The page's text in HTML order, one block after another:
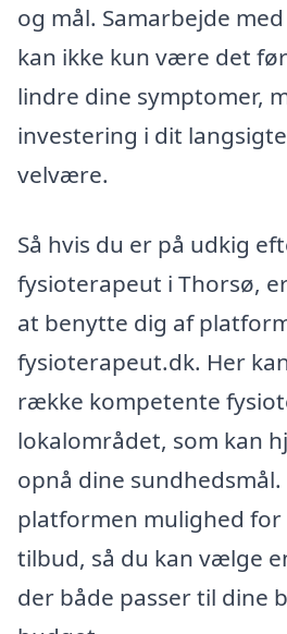
og mål. Samarbejde
kan ikke kun være det
lindre dine symptomer,
investering i dit
velvære.
Så hvis du er på udkig
fysioterapeut i Thorsø,
at benytte dig af
fysioterapeut.dk. Her
række kompetente
lokalområdet, som kan
opnå dine
platformen mulighed
tilbud, så du kan vælge
der både passer til dine